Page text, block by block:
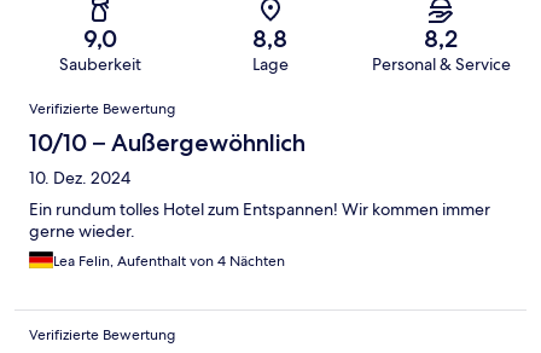
9,0
Sauberkeit
8,8
Lage
8,2
Personal & Service
Bewertungen
Verifizierte Bewertung
10/10 – Außergewöhnlich
10. Dez. 2024
Ein rundum tolles Hotel zum Entspannen! Wir kommen immer
gerne wieder.
Lea Felin, Aufenthalt von 4 Nächten
Verifizierte Bewertung